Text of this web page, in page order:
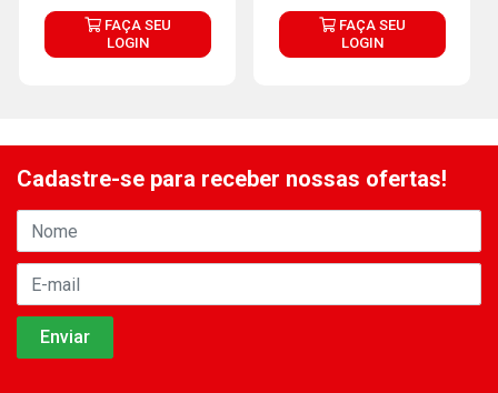
FAÇA SEU
LOGIN
FAÇA SEU
LOGIN
Cadastre-se para receber nossas ofertas!